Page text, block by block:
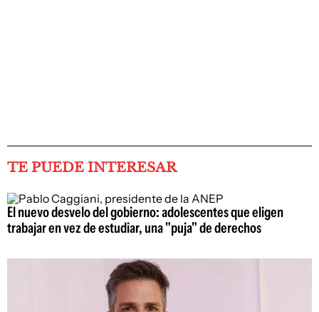
TE PUEDE INTERESAR
El nuevo desvelo del gobierno: adolescentes que eligen
trabajar en vez de estudiar, una "puja" de derechos